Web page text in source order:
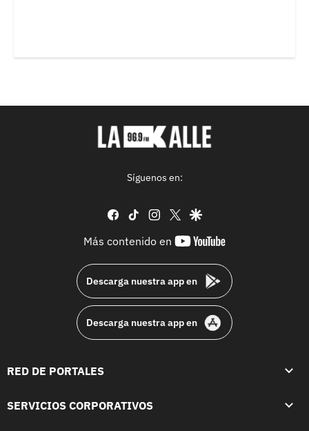
Síguenos en:
facebook
tiktok instagram
twittergoogle
Más contenido en
youtube-
Descarga nuestra app en
Descarga nuestra app en
RED DE PORTALES
SERVICIOS CORPORATIVOS